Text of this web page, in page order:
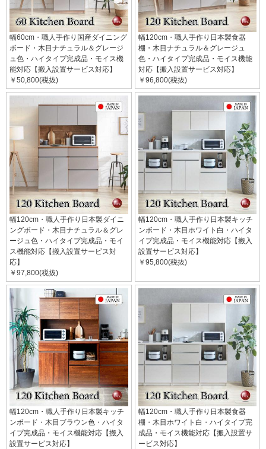
幅60cm・職人手作り国産ダイニング
ボード・木目ナチュラル＆グレージ
ュ色・ハイタイプ完成品・モイス機
能対応【搬入設置サービス対応】
￥50,800(税抜)
幅120cm・職人手作り日本製食器
棚・木目ナチュラル＆グレージュ
色・ハイタイプ完成品・モイス機能
対応【搬入設置サービス対応】
￥96,800(税抜)
幅120cm・職人手作り日本製ダイニ
ングボード・木目ナチュラル＆グレ
ージュ色・ハイタイプ完成品・モイ
ス機能対応【搬入設置サービス対
応】
￥97,800(税抜)
幅120cm・職人手作り日本製キッチ
ンボード・木目ホワイト白・ハイタ
イプ完成品・モイス機能対応【搬入
設置サービス対応】
￥95,800(税抜)
幅120cm・職人手作り日本製キッチ
ンボード・木目ブラウン色・ハイタ
イプ完成品・モイス機能対応【搬入
設置サービス対応】
幅120cm・職人手作り日本製食器
棚・木目ホワイト白・ハイタイプ完
成品・モイス機能対応【搬入設置サ
ービス対応】